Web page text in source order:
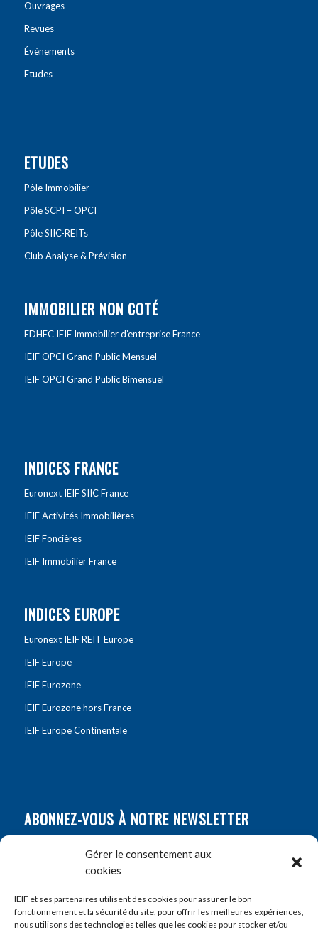
Gérer le consentement aux
cookies
IEIF et ses partenaires utilisent des cookies pour assurer le bon
fonctionnement et la sécurité du site, pour offrir les meilleures expériences,
nous utilisons des technologies telles que les cookies pour stocker et/ou
Ouvrages
Revues
Évènements
Etudes
ETUDES
Pôle Immobilier
Pôle SCPI – OPCI
Pôle SIIC-REITs
Club Analyse & Prévision
IMMOBILIER NON COTÉ
EDHEC IEIF Immobilier d’entreprise France
IEIF OPCI Grand Public Mensuel
IEIF OPCI Grand Public Bimensuel
INDICES FRANCE
Euronext IEIF SIIC France
IEIF Activités Immobilières
IEIF Foncières
IEIF Immobilier France
INDICES EUROPE
Euronext IEIF REIT Europe
IEIF Europe
IEIF Eurozone
IEIF Eurozone hors France
IEIF Europe Continentale
ABONNEZ-VOUS À NOTRE NEWSLETTER
Prénom*